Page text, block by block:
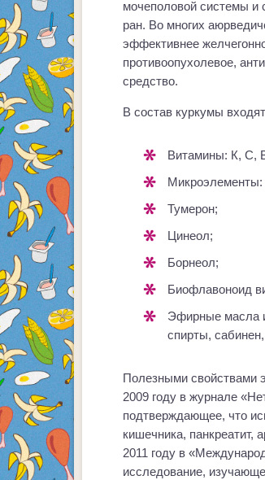
мочеполовой системы и
ран. Во многих
эффективнее
противоопухолевое,
средство.
В состав куркумы
Витамины: К, С,
Тумерон;
Цинеол;
Борнеол;
Биофлавоноид
Эфирные масла и их составляющие: куркумин, куркумор, борнеол, терпеновые
спирты,
Полезными свойствами
2009 году в журнале
подтверждающее, что
кишечника, панкреатит,
2011 году в
исследование,